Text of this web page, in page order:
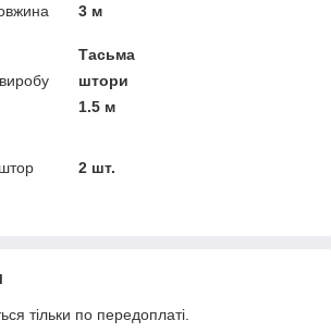
3 м
Тасьма
штори
1.5 м
2 шт.
тільки по передоплаті.